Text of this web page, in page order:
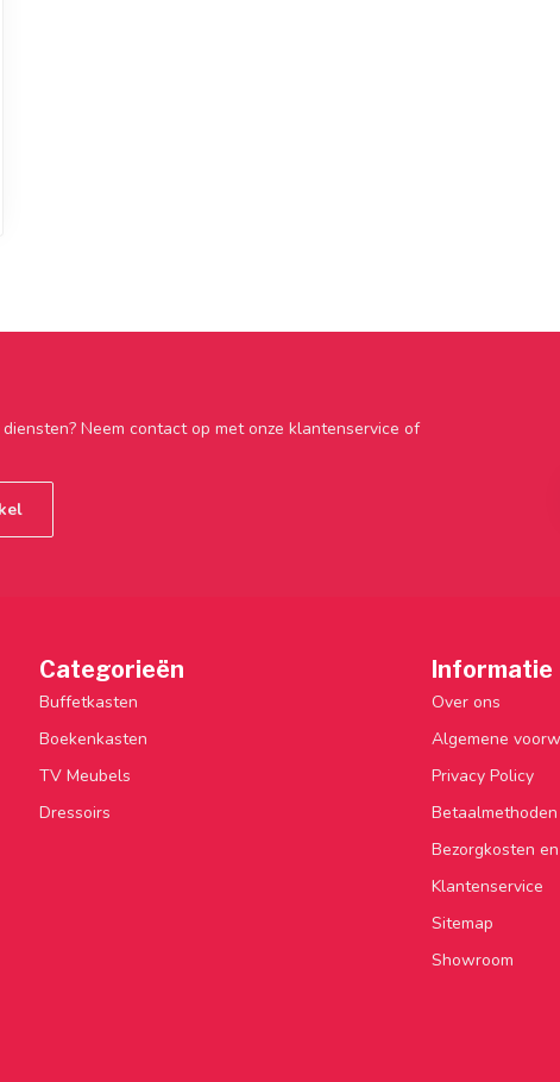
Neem contact op met onze klantenservice of
Categorieën
Buffetkasten
Boekenkasten
TV Meubels
Dressoirs
Informatie
Over ons
Algemene
Privacy Policy
Betaalmethoden
Bezorgkosten
Klantenservice
Sitemap
Showroom